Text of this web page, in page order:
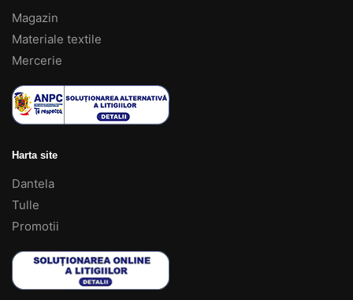
Magazin
Materiale textile
Mercerie
Harta site
Dantela
Tulle
Promotii